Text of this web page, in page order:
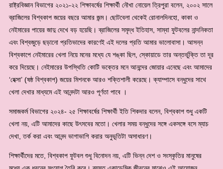
রাষ্ট্রবিজ্ঞান বিভাগের ২০২১-২২ শিক্ষাবর্ষের শিক্ষার্থী নৌখা নোয়েল ত্রিপুরা বলেন, ২০০২ সালে
ব্রাজিলের বিশ্বকাপ জয়ের বছরে আমার জন্ম। ছোটবেলা থেকেই রোনালদিনহো, কাকা ও
নেইমারের পায়ের জাদু দেখে বড় হয়েছি। ব্রাজিলের সমৃদ্ধ ইতিহাস, সাম্বা ফুটবলের নান্দনিকতা
এবং বিশ্বজুড়ে ছড়ানো প্রতিভাদের কারণেই এই দলের প্রতি আমার ভালোবাসা। আসন্ন
বিশ্বকাপে নেইমারের খেলা নিয়ে মনের মধ্যে যে শঙ্কা ছিল, স্কোয়াডে তার অন্তর্ভুক্তি তা দূর
করে দিয়েছে। নেইমারের উপস্থিতি কোটি ভক্তের মনে আনন্দের জোয়ার এনেছে এবং আমাদের
‘হেক্সা’ (ষষ্ঠ বিশ্বকাপ) জয়ের মিশনকে আরও শক্তিশালী করেছে। ক্যাম্পাসে বন্ধুদের সাথে
খেলা দেখার মাধ্যমে এই আনন্দটা আরও পূর্ণতা পাবে ।
সমাজকর্ম বিভাগের ২০২৪- ২৫ শিক্ষাবর্ষের শিক্ষার্থী ইতি শিকদার বলেন, বিশ্বকাপ শুধু একটি
খেলা নয়, এটি আমাদের কাছে উৎসবের মতো। খেলার সময় বন্ধুদের সঙ্গে একসঙ্গে বসে ম্যাচ
দেখা, তর্ক করা এবং আনন্দ ভাগাভাগি করার অনুভূতিটা অসাধারণ।
শিক্ষার্থীদের মতে, বিশ্বকাপ ফুটবল শুধু বিনোদন নয়, এটি ভিন্ন দেশ ও সংস্কৃতির মানুষের